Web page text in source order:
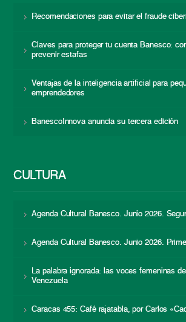
Recomendaciones para evitar el fraude
Claves para proteger tu cuenta Banesco:
prevenir estafas
Ventajas de la inteligencia artificial para
emprendedores
BanescoInnova anuncia su tercera edición
CULTURA
Agenda Cultural Banesco. Junio 2026.
Agenda Cultural Banesco. Junio 2026.
La palabra ignorada: las voces femeninas
Venezuela
Caracas 455: Café rajatabla, por Carlos